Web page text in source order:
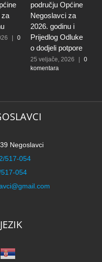
za
0
području Općine
Negoslavci za
2026. godinu i
Prijedlog Odluke
o dodjeli potpore
25 veljače, 2026
0
komentara
Negoslavci
517-054
054